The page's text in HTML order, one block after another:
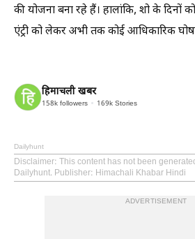
की योजना बना रहे हैं। हालांकि, शो के दिनों
एंट्री को लेकर अभी तक कोई आधिकारिक
हिमाचली खबर
158k followers 169k Stories
Dailyhunt
Disclaimer: This content has not been
Dailyhunt. Publisher: Himachali Khabar Hindi
ADVERTISEMENT